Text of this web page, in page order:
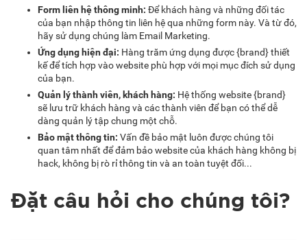
Form liên hệ thông minh: Để khách hàng và những đối tác
của bạn nhập thông tin liên hệ qua những form này. Và từ đó,
hãy sử dụng chúng làm Email Marketing.
Ứng dụng hiện đại: Hàng trăm ứng dụng được {brand} thiết
kế để tích hợp vào website phù hợp với mọi mục đích sử dụng
của bạn.
Quản lý thành viên, khách hàng: Hệ thống website {brand}
sẽ lưu trữ khách hàng và các thành viên để bạn có thể dễ
dàng quản lý tập chung một chỗ.
Bảo mật thông tin: Vấn đề bảo mật luôn được chúng tôi
quan tâm nhất để đảm bảo website của khách hàng không bị
hack, không bị rò rỉ thông tin và an toàn tuyệt đối...
Đặt câu hỏi cho chúng tôi?